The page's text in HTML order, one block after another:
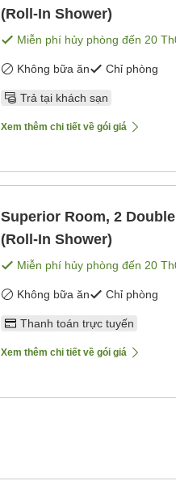
(Roll-In Shower)
Miễn phí hủy phòng đến 20
Không bữa ăn Chỉ phòng
Trả tại khách sạn
Xem thêm chi tiết về gói giá
Superior Room, 2
(Roll-In Shower)
Miễn phí hủy phòng đến 20
Không bữa ăn Chỉ phòng
Thanh toán trực tuyến
Xem thêm chi tiết về gói giá